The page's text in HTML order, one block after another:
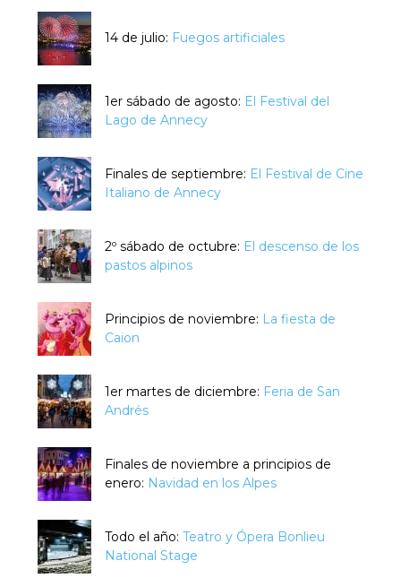
14 de julio: Fuegos artificiales
1er sábado de agosto: El Festival del
Lago de Annecy
Finales de septiembre: El Festival de Cine
Italiano de Annecy
2º sábado de octubre: El descenso de los
pastos alpinos
Principios de noviembre: La fiesta de
Caion
1er martes de diciembre: Feria de San
Andrés
Finales de noviembre a principios de
enero: Navidad en los Alpes
Todo el año: Teatro y Ópera Bonlieu
National Stage